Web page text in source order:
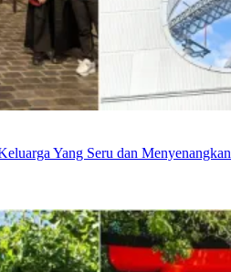
Yang Seru dan Menyenangkan